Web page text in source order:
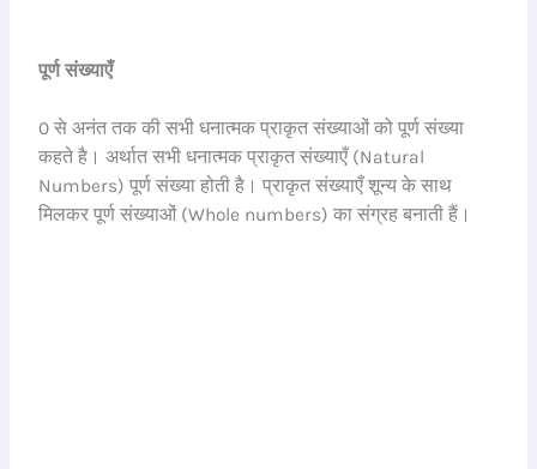
पूर्ण संख्याएँ
0 से अनंत तक की सभी धनात्मक प्राकृत संख्याओं को पूर्ण संख्या
कहते है। अर्थात सभी धनात्मक प्राकृत संख्याएँ (Natural
Numbers) पूर्ण संख्या होती है। प्राकृत संख्याएँ शून्य के साथ
मिलकर पूर्ण संख्याओं (Whole numbers) का संग्रह बनाती हैं।